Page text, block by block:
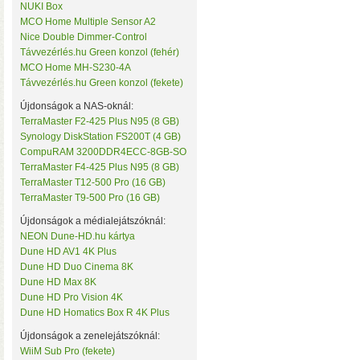
NUKI Box
MCO Home Multiple Sensor A2
Nice Double Dimmer-Control
Távvezérlés.hu Green konzol (fehér)
MCO Home MH-S230-4A
Távvezérlés.hu Green konzol (fekete)
Újdonságok a NAS-oknál:
TerraMaster F2-425 Plus N95 (8 GB)
Synology DiskStation FS200T (4 GB)
CompuRAM 3200DDR4ECC-8GB-SO
TerraMaster F4-425 Plus N95 (8 GB)
TerraMaster T12-500 Pro (16 GB)
TerraMaster T9-500 Pro (16 GB)
Újdonságok a médialejátszóknál:
NEON Dune-HD.hu kártya
Dune HD AV1 4K Plus
Dune HD Duo Cinema 8K
Dune HD Max 8K
Dune HD Pro Vision 4K
Dune HD Homatics Box R 4K Plus
Újdonságok a zenelejátszóknál:
WiiM Sub Pro (fekete)